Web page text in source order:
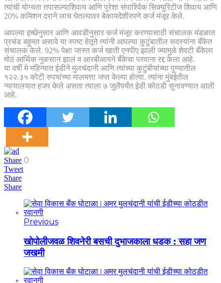
त्यांची योग्यता तपासल्याशिवाय आणि पुरेशा संपार्श्विक सिक्युरिटीज शिवाय आणि
20% कमिशन दराने लाच घेतल्यावर बेकायदेशीरपणे कर्ज मंजूर केले.
आपल्या इच्छेनुसार आणि आवडीनुसार कर्ज मंजूर करण्यासाठी संचालक मंडळात
प्रचंड बहुमत असावे या स्पष्ट हेतूने त्यांनी आपल्या कुटुंबातील सदस्यांना बँकेत
संचालक केले. 92% पेक्षा जास्त कर्ज खाती एनपीए झाली ज्यामुळे शेवटी बँकेला
मोठं आर्थिक नुकसान झालं व आरबीआयने बँकेचा परवाना रद्द केला आहे.
या वर्षी मे महिन्यात ईडीने मुलचंदानी आणि त्यांच्या कुटुंबीयांच्या पुण्यातील
१२२.३५ कोटी रुपयांच्या मालमत्ता जप्त केल्या होत्या. त्यांना मुंबईतील
न्यायालयात हजर केले असता त्याला ७ जुलैपर्यंत ईडी कोठडी सुनावण्यात आली
आहे.
Share 0
Tweet
Share
Share
Previous
खोपोलीजवळ शिवनेरी बसची दुभाजकाला धडक : सहा जण
जखमी